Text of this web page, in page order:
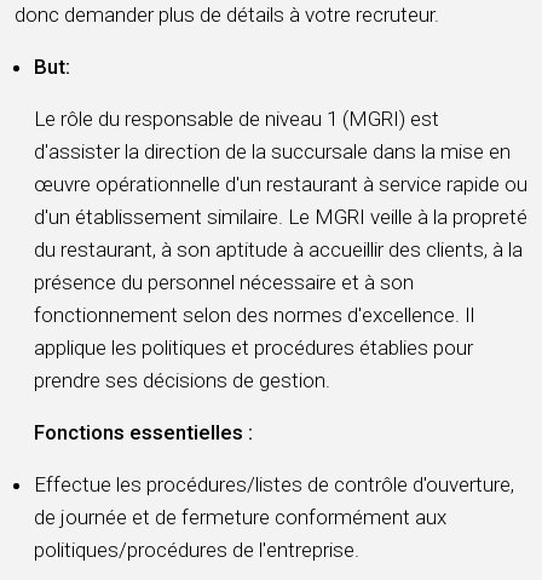
donc demander plus de détails à votre recruteur.
But:
Le rôle du responsable de niveau 1 (MGRI) est
d'assister la direction de la succursale dans la mise en
œuvre opérationnelle d'un restaurant à service rapide ou
d'un établissement similaire. Le MGRI veille à la propreté
du restaurant, à son aptitude à accueillir des clients, à la
présence du personnel nécessaire et à son
fonctionnement selon des normes d'excellence. Il
applique les politiques et procédures établies pour
prendre ses décisions de gestion.
Fonctions essentielles :
Effectue les procédures/listes de contrôle d'ouverture,
de journée et de fermeture conformément aux
politiques/procédures de l'entreprise.